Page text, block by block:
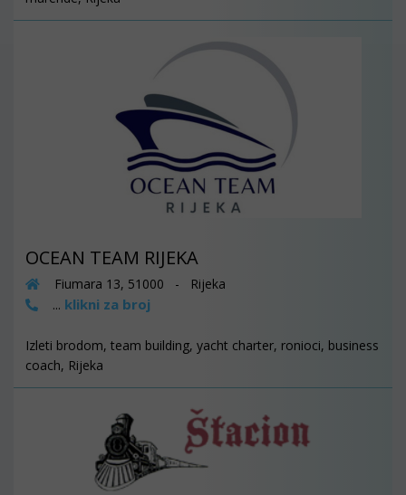
OCEAN TEAM RIJEKA
Fiumara 13, 51000 - Rijeka
... klikni za broj
Izleti brodom, team building, yacht charter, ronioci, business
coach, Rijeka